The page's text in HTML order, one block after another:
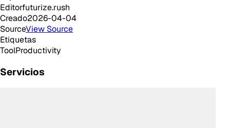
Editorfuturize.rush
Creado2026-04-04
SourceView Source
Etiquetas
ToolProductivity
Servicios